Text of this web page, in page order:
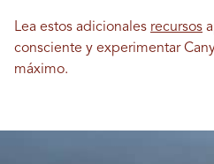
Lea estos adicionales recursos
consciente y experimentar
máximo.